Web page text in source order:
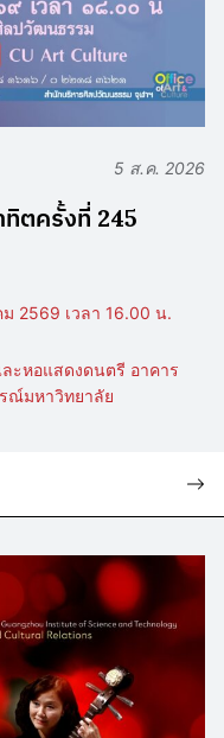
5 ส.ค. 2026
ทิตครั้งที่ 245
2569 เวลา 16.00 น.
ะหอแสดงดนตรี อาคาร
ณ์มหาวิทยาลัย